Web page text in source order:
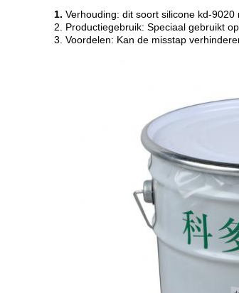
1. Verhouding: dit soort silicone kd-
2. Productiegebruik: Speciaal gebruikt
3. Voordelen: Kan de misstap